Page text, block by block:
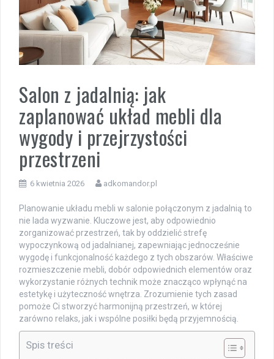
Salon z jadalnią: jak
zaplanować układ mebli dla
wygody i przejrzystości
przestrzeni
6 kwietnia 2026 adkomandor.pl
Planowanie układu mebli w salonie połączonym z jadalnią to
nie lada wyzwanie. Kluczowe jest, aby odpowiednio
zorganizować przestrzeń, tak by oddzielić strefę
wypoczynkową od jadalnianej, zapewniając jednocześnie
wygodę i funkcjonalność każdego z tych obszarów. Właściwe
rozmieszczenie mebli, dobór odpowiednich elementów oraz
wykorzystanie różnych technik może znacząco wpłynąć na
estetykę i użyteczność wnętrza. Zrozumienie tych zasad
pomoże Ci stworzyć harmonijną przestrzeń, w której
zarówno relaks, jak i wspólne posiłki będą przyjemnością.
Spis treści